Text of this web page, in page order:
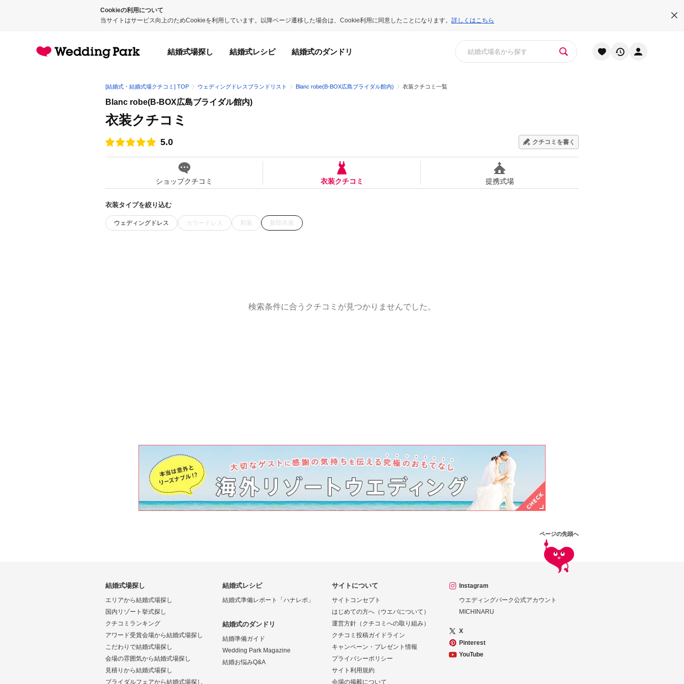
Cookieの利用について
当サイトはサービス向上のためCookieを利用しています。以降ページ遷移した場合は、Cookie利用に同意したことになります。 詳しくはこちら
結婚式場探し 結婚式レシピ 結婚式のダンドリ
[結婚式・結婚式場クチコミ] TOP ウェディングドレスブランドリスト Blanc robe(B-BOX広島ブライダル館内) 衣装クチコミ一覧
Blanc robe(B-BOX広島ブライダル館内)
衣装クチコミ
点数
5.0 クチコミを書く
ショップクチコミ 衣装クチコミ 提携式場
衣装タイプを絞り込む
ウェディングドレス カラードレス 和装 新郎衣装
検索条件に合うクチコミが見つかりませんでした。
結婚式場探し
エリアから結婚式場探し
国内リゾート挙式探し
クチコミランキング
アワード受賞会場から結婚式場探し
こだわりで結婚式場探し
会場の雰囲気から結婚式場探し
見積りから結婚式場探し
ブライダルフェアから結婚式場探し
結婚式レシピ
結婚式準備レポート「ハナレポ」
結婚式のダンドリ
結婚準備ガイド
Wedding Park Magazine
結婚お悩みQ&A
サイトについて
サイトコンセプト
はじめての方へ（ウエパについて）
運営方針（クチコミへの取り組み）
クチコミ投稿ガイドライン
キャンペーン・プレゼント情報
プライバシーポリシー
サイト利用規約
会場の掲載について
Instagram
ウエディングパーク公式アカウント
MICHINARU
X
Pinterest
YouTube
ページの先頭へ